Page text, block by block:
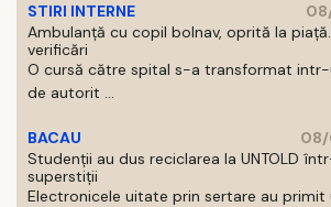
STIRI INTERNE
Ambulanță cu copil bolnav, oprită la
verificări
O cursă către spital s-a transformat
de autorit ...
BACAU
Studenții au dus reciclarea la UNTOLD
superstiții
Electronicele uitate prin sertare au